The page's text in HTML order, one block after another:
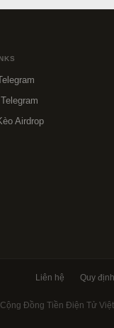
Airdrop
Liên hệ Quy
Cộng Đồng Tiền Điện Tử